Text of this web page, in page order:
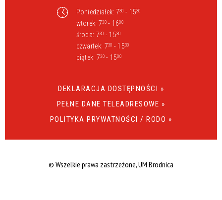
Poniedziałek: 730 - 1530
wtorek: 730- 1600
środa: 730 - 1530
czwartek: 730 - 1530
piątek: 730- 1500
DEKLARACJA DOSTĘPNOŚCI »
PEŁNE DANE TELEADRESOWE »
POLITYKA PRYWATNOŚCI / RODO »
© Wszelkie prawa zastrzeżone, UM Brodnica